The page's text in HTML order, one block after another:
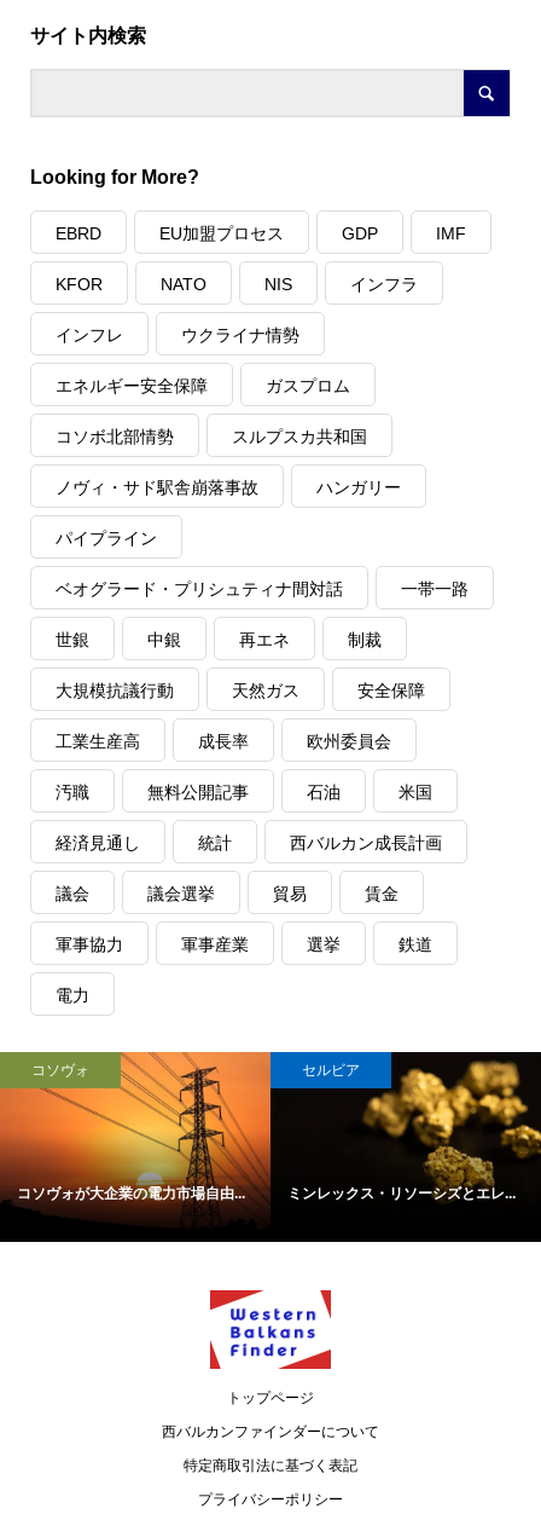
サイト内検索
Looking for More?
EBRD EU加盟プロセス GDP IMF
KFOR NATO NIS インフラ
インフレ ウクライナ情勢
エネルギー安全保障 ガスプロム
コソボ北部情勢 スルプスカ共和国
ノヴィ・サド駅舎崩落事故 ハンガリー
パイプライン
ベオグラード・プリシュティナ間対話 一帯一路
世銀 中銀 再エネ 制裁
大規模抗議行動 天然ガス 安全保障
工業生産高 成長率 欧州委員会
汚職 無料公開記事 石油 米国
経済見通し 統計 西バルカン成長計画
議会 議会選挙 貿易 賃金
軍事協力 軍事産業 選挙 鉄道
電力
コソヴォ
コソヴォが大企業の電力市場自由...
セルビア
ミンレックス・リソーシズとエレ...
トップページ
西バルカンファインダーについて
特定商取引法に基づく表記
プライバシーポリシー